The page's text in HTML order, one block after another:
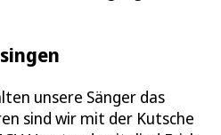
unsere Sänger das
sind wir mit der Kutsche